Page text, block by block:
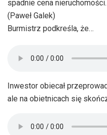
spadnie cena nieruchomości.
(Paweł Galek)
Burmistrz podkreśla, że…
Inwestor obiecał
ale na obietnicach się